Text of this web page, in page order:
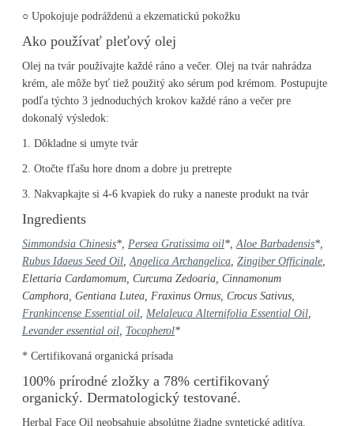
○ Upokojuje podráždenú a ekzematickú pokožku
Ako používať pleťový olej
Olej na tvár používajte každé ráno a večer. Olej na tvár nahrádza
krém, ale môže byť tiež použitý ako sérum pod krémom. Postupujte
podľa týchto 3 jednoduchých krokov každé ráno a večer pre
dokonalý výsledok:
1. Dôkladne si umyte tvár
2. Otočte fľašu hore dnom a dobre ju pretrepte
3. Nakvapkajte si 4-6 kvapiek do ruky a naneste produkt na tvár
Ingredients
Simmondsia Chinesis*, Persea Gratissima oil*, Aloe Barbadensis*,
Rubus Idaeus Seed Oil, Angelica Archangelica, Zingiber Officinale,
Elettaria Cardamomum, Curcuma Zedoaria, Cinnamonum
Camphora, Gentiana Lutea, Fraxinus Ornus, Crocus Sativus,
Frankincense Essential oil, Melaleuca Alternifolia Essential Oil,
Levander essential oil, Tocopherol*
* Certifikovaná organická prísada
100% prírodné zložky a 78% certifikovaný
organický. Dermatologický testované.
Herbal Face Oil neobsahuje absolútne žiadne syntetické aditíva,